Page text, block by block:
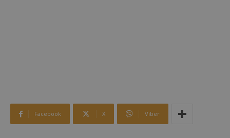
Facebook X Viber